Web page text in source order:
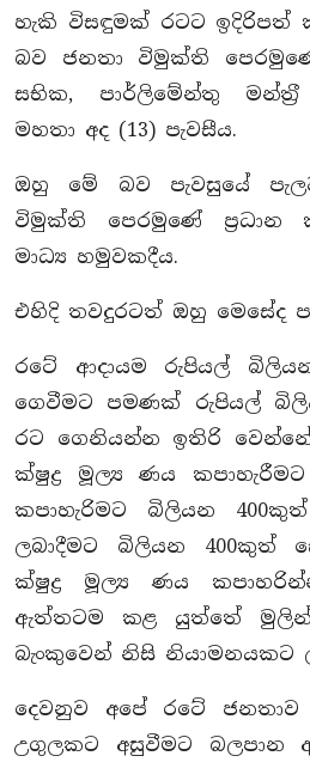
හැකි විසඳුමක් රටට ඉදිරිපත්
බව ජනතා විමුක්ති
සභික, පාර්ලිමේන්තු
මහතා අද (13) පැවසීය.
ඔහු මේ බව පැවසුයේ
විමුක්ති පෙරමුණේ ප‍්‍රධාන
මාධ්‍ය හමුවකදීය.
එහිදි තවදුරටත් ඔහු මෙසේද
රටේ ආදායම රුපියල්
ගෙවීමට පමණක් රුපියල්
රට ගෙනියන්න ඉතිරි
ක්ෂුද්‍ර මූල්‍ය ණය
කපාහැරිමට බිලියන
ලබාදීමට බිලියන 400කුත්
ක්ෂුද්‍ර මූල්‍ය ණය
ඇත්තටම කළ යුත්තේ
බැංකුවෙන් නිසි නියාමනයකට
දෙවනුව අපේ රටේ
උගුලකට අසුවීමට බලපාන